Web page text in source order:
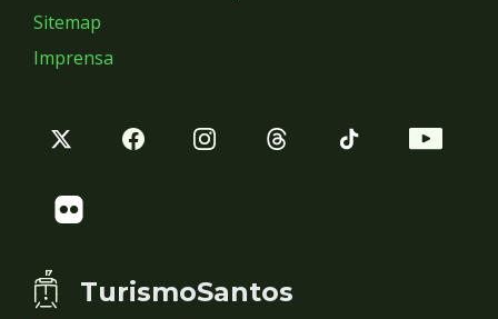
Sitemap
Imprensa
TurismoSantos